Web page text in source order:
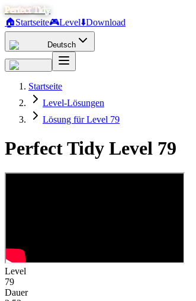
Perfect Tidy
🏠Startseite🎮Level⬇️Download
Deutsch
Startseite
Level-Lösungen
Lösung für Level 79
Perfect Tidy Level 79
Level
79
Dauer